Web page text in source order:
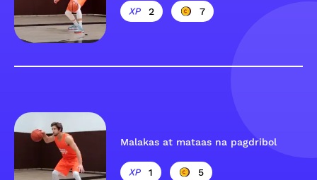
2 7
Malakas at mataas na pagdribol
1 5